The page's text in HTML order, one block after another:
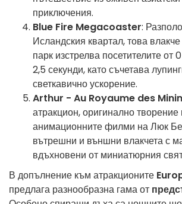
приключения.
Blue Fire Megacoaster:
Исландския квартал, това
парк изстрелва посетителите от
2,5 секунди, като съчетава
светкавично ускорение.
Arthur - Au Royaume des
атракцион, оригинално творение
анимационните филми на Люк
вътрешни и външни влакчета с
вдъхновени от миниатюрния
В допълнение към атракционите
предлага разнообразна гама от